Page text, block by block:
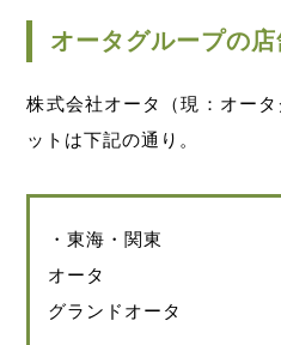
オータグループの店
株式会社オータ（現：オー
ットは下記の通り。
・東海・関東
オータ
グランドオータ